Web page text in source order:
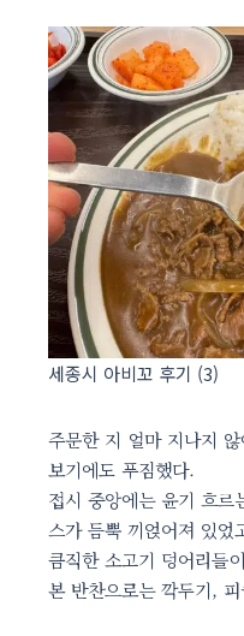
세종시 아비꼬 후기 (3)
주문한 지 얼마 지나지
보기에도 푸짐했다.
접시 중앙에는 윤기 흐
스가 듬뿍 끼얹어져 있었
큼직한 소고기 덩어리들
본 반찬으로는 깍두기,